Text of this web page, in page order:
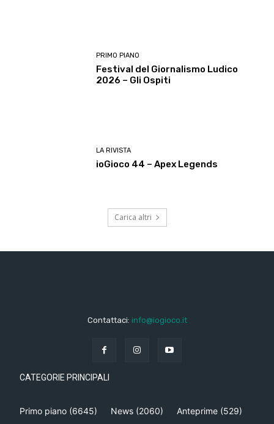
PRIMO PIANO
Festival del Giornalismo Ludico
2026 – Gli Ospiti
LA RIVISTA
ioGioco 44 – Apex Legends
Carica altri
Contattaci: info@iogioco.it
CATEGORIE PRINCIPALI
Primo piano (6645) News (2060) Anteprime (529)